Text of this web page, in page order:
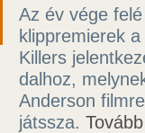
Az év vége
klippremierek
Killers
dalhoz,
Anderson
játssza. Tovább